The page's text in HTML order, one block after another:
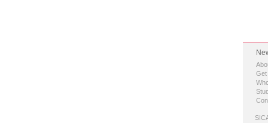
Get